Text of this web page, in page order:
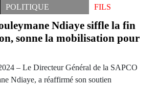
POLITIQUE
FILS
Ndiaye siffle la fin
sonne la mobilisation pour
– Le Directeur Général de la SAPCO
Ndiaye, a réaffirmé son soutien